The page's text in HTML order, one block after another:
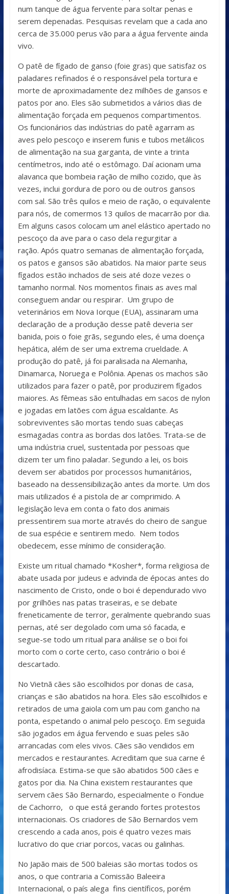
num tanque de água fervente para soltar penas e
serem depenadas. Pesquisas revelam que a cada ano
cerca de 35.000 perus vão para a água fervente ainda
vivo.
O patê de fígado de ganso (foie gras) que satisfaz os
paladares refinados é o responsável pela tortura e
morte de aproximadamente dez milhões de gansos e
patos por ano. Eles são submetidos a vários dias de
alimentação forçada em pequenos compartimentos.
Os funcionários das indústrias do patê agarram as
aves pelo pescoço e inserem funis e tubos metálicos
de alimentação na sua garganta, de vinte a trinta
centímetros, indo até o estômago. Daí acionam uma
alavanca que bombeia ração de milho cozido, que às
vezes, inclui gordura de poro ou de outros gansos
com sal. São três quilos e meio de ração, o equivalente
para nós, de comermos 13 quilos de macarrão por dia.
Em alguns casos colocam um anel elástico apertado no
pescoço da ave para o caso dela regurgitar a
ração. Após quatro semanas de alimentação forçada,
os patos e gansos são abatidos. Na maior parte seus
fígados estão inchados de seis até doze vezes o
tamanho normal. Nos momentos finais as aves mal
conseguem andar ou respirar. Um grupo de
veterinários em Nova Iorque (EUA), assinaram uma
declaração de a produção desse patê deveria ser
banida, pois o foie grãs, segundo eles, é uma doença
hepática, além de ser uma extrema crueldade. A
produção do patê, já foi paralisada na Alemanha,
Dinamarca, Noruega e Polônia. Apenas os machos são
utilizados para fazer o patê, por produzirem fígados
maiores. As fêmeas são entulhadas em sacos de nylon
e jogadas em latões com água escaldante. As
sobreviventes são mortas tendo suas cabeças
esmagadas contra as bordas dos latões. Trata-se de
uma indústria cruel, sustentada por pessoas que
dizem ter um fino paladar. Segundo a lei, os bois
devem ser abatidos por processos humanitários,
baseado na dessensibilização antes da morte. Um dos
mais utilizados é a pistola de ar comprimido. A
legislação leva em conta o fato dos animais
pressentirem sua morte através do cheiro de sangue
de sua espécie e sentirem medo. Nem todos
obedecem, esse mínimo de consideração.
Existe um ritual chamado *Kosher*, forma religiosa de
abate usada por judeus e advinda de épocas antes do
nascimento de Cristo, onde o boi é dependurado vivo
por grilhões nas patas traseiras, e se debate
freneticamente de terror, geralmente quebrando suas
pernas, até ser degolado com uma só facada, e
segue-se todo um ritual para análise se o boi foi
morto com o corte certo, caso contrário o boi é
descartado.
No Vietnã cães são escolhidos por donas de casa,
crianças e são abatidos na hora. Eles são escolhidos e
retirados de uma gaiola com um pau com gancho na
ponta, espetando o animal pelo pescoço. Em seguida
são jogados em água fervendo e suas peles são
arrancadas com eles vivos. Cães são vendidos em
mercados e restaurantes. Acreditam que sua carne é
afrodisíaca. Estima-se que são abatidos 500 cães e
gatos por dia. Na China existem restaurantes que
servem cães São Bernardo, especialmente o Fondue
de Cachorro, o que está gerando fortes protestos
internacionais. Os criadores de São Bernardos vem
crescendo a cada anos, pois é quatro vezes mais
lucrativo do que criar porcos, vacas ou galinhas.
No Japão mais de 500 baleias são mortas todos os
anos, o que contraria a Comissão Baleeira
Internacional, o país alega fins científicos, porém